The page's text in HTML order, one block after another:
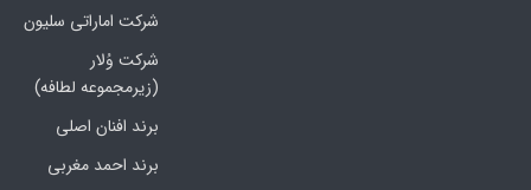
شرکت اماراتی سلیون
شرکت وُلار
(زیرمجموعه لطافه)
برند افنان اصلی
برند احمد مغربی